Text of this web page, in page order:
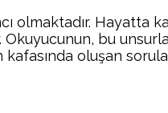
olmaktadır. Hayatta
bu
oluşan